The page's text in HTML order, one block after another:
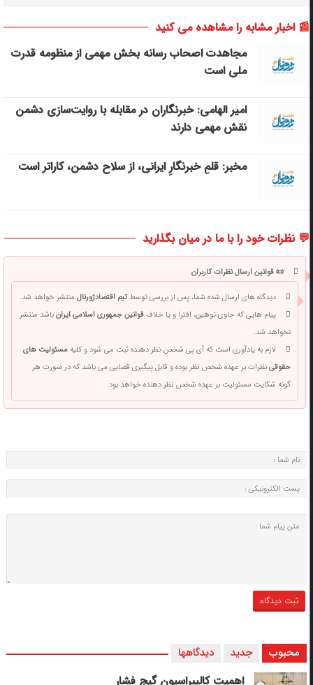
📰 اخبار مشابه را مشاهده می کنید
مجاهدت اصحاب رسانه بخش مهمی از منظومه قدرت
ملی است
امیر الهامی: خبرنگاران در مقابله با روایت‌سازی دشمن
نقش مهمی دارند
مخبر: قلمِ خبرنگارِ ایرانی، از سلاح دشمن، کاراتر است
💬 نظرات خود را با ما در میان بگذارید
📜 قوانین ارسال نظرات کاربران
دیدگاه های ارسال شده شما، پس از بررسی توسطتیم اقتصادژورنالمنتشر خواهد شد.
پیام هایی که حاوی توهین، افترا و یا خلافقوانین جمهوری اسلامی ایرانباشد منتشر
نخواهد شد.
لازم به یادآوری است که آی پی شخص نظر دهنده ثبت می شود و کلیهمسئولیت های
حقوقینظرات بر عهده شخص نظر بوده و قابل پیگیری قضایی می باشد که در صورت هر
گونه شکایت مسئولیت بر عهده شخص نظر دهنده خواهد بود.
محبوب جدید دیدگاهها
اهمیت کالیبراسیون گیج فشار